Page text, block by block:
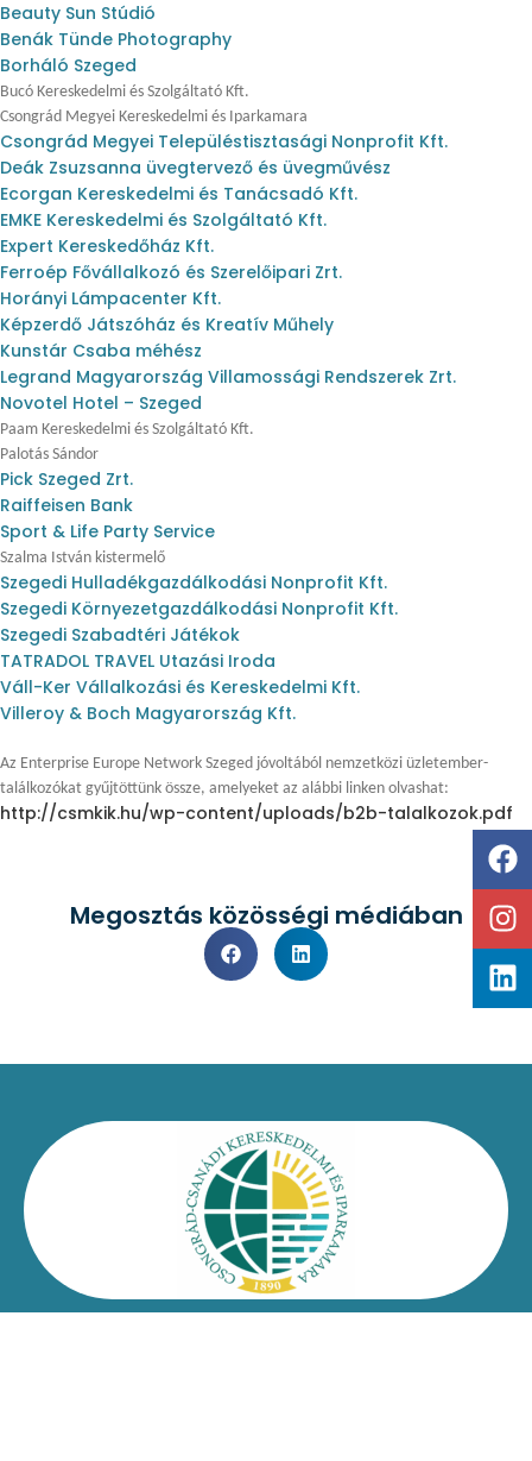
Beauty Sun Stúdió
Benák Tünde Photography
Borháló Szeged
Bucó Kereskedelmi és Szolgáltató Kft.
Csongrád Megyei Kereskedelmi és Iparkamara
Csongrád Megyei Településtisztasági Nonprofit Kft.
Deák Zsuzsanna üvegtervező és üvegművész
Ecorgan Kereskedelmi és Tanácsadó Kft.
EMKE Kereskedelmi és Szolgáltató Kft.
Expert Kereskedőház Kft.
Ferroép Fővállalkozó és Szerelőipari Zrt.
Horányi Lámpacenter Kft.
Képzerdő Játszóház és Kreatív Műhely
Kunstár Csaba méhész
Legrand Magyarország Villamossági Rendszerek Zrt.
Novotel Hotel – Szeged
Paam Kereskedelmi és Szolgáltató Kft.
Palotás Sándor
Pick Szeged Zrt.
Raiffeisen Bank
Sport & Life Party Service
Szalma István kistermelő
Szegedi Hulladékgazdálkodási Nonprofit Kft.
Szegedi Környezetgazdálkodási Nonprofit Kft.
Szegedi Szabadtéri Játékok
TATRADOL TRAVEL Utazási Iroda
Váll-Ker Vállalkozási és Kereskedelmi Kft.
Villeroy & Boch Magyarország Kft.
Az Enterprise Europe Network Szeged jóvoltából nemzetközi üzletember-
találkozókat gyűjtöttünk össze, amelyeket az alábbi linken olvashat:
http://csmkik.hu/wp-content/uploads/b2b-talalkozok.pdf
Megosztás közösségi médiában